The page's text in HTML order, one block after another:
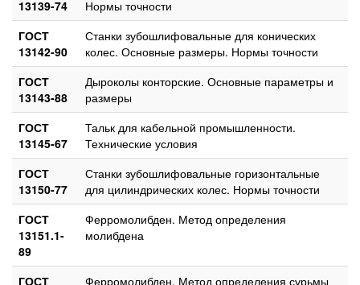
13139-74
Нормы точности
ГОСТ
13142-90
Станки зубошлифовальные для конических
колес. Основные размеры. Нормы точности
ГОСТ
13143-88
Дыроколы конторские. Основные параметры и
размеры
ГОСТ
13145-67
Тальк для кабельной промышленности.
Технические условия
ГОСТ
13150-77
Станки зубошлифовальные горизонтальные
для цилиндрических колес. Нормы точности
ГОСТ
13151.1-
89
Ферромолибден. Метод определения
молибдена
ГОСТ
Ферромолибден. Метод определения сурьмы